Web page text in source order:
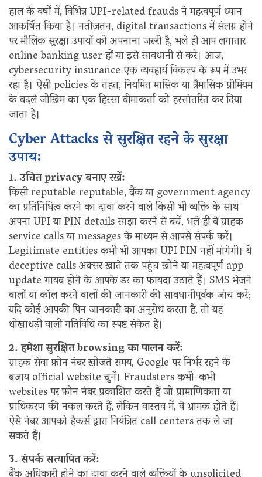
हाल के वर्षों में, विभिन्न UPI-related frauds ने महत्वपूर्ण ध्यान
आकर्षित किया है। नतीजतन, digital transactions में संलग्न होने
पर मौलिक सुरक्षा उपायों को अपनाना जरूरी है, भले ही आप लगातार
online banking user हों या इसे सावधानी से करें। आज,
cybersecurity insurance एक व्यवहार्य विकल्प के रूप में उभर
रहा है। ऐसी policies के तहत, नियमित मासिक या त्रैमासिक प्रीमियम
के बदले जोखिम का एक हिस्सा बीमाकर्ता को हस्तांतरित कर दिया
जाता है।
Cyber Attacks से सुरक्षित रहने के सुरक्षा
उपाय:
1. उचित privacy बनाए रखें:
किसी reputable reputable, बैंक या government agency
का प्रतिनिधित्व करने का दावा करने वाले किसी भी व्यक्ति के साथ
अपना UPI या PIN details साझा करने से बचें, भले ही वे ग्राहक
service calls या messages के माध्यम से आपसे संपर्क करें।
Legitimate entities कभी भी आपका UPI PIN नहीं मांगेगी। ये
deceptive calls अक्सर खाते तक पहुंच खोने या महत्वपूर्ण app
update गायब होने के आपके डर का फायदा उठाते हैं। SMS भेजने
वालों या कॉल करने वालों की जानकारी की सावधानीपूर्वक जांच करें;
यदि कोई आपकी पिन जानकारी का अनुरोध करता है, तो यह
धोखाधड़ी वाली गतिविधि का स्पष्ट संकेत है।
2. हमेशा सुरक्षित browsing का पालन करें:
ग्राहक सेवा फ़ोन नंबर खोजते समय, Google पर निर्भर रहने के
बजाय official website चुनें। Fraudsters कभी-कभी
websites पर फ़ोन नंबर प्रकाशित करते हैं जो प्रामाणिकता या
प्राधिकरण की नकल करते हैं, लेकिन वास्तव में, वे भ्रामक होते हैं।
ऐसे नंबर आपको हैकर्स द्वारा नियंत्रित call centers तक ले जा
सकते हैं।
3. संपर्क सत्यापित करें: